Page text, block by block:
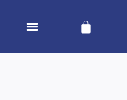
Cart